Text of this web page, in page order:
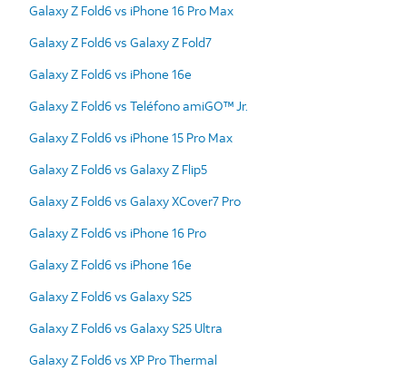
Galaxy Z Fold6 vs iPhone 16 Pro Max
Galaxy Z Fold6 vs Galaxy Z Fold7
Galaxy Z Fold6 vs iPhone 16e
Galaxy Z Fold6 vs Teléfono amiGO™ Jr.
Galaxy Z Fold6 vs iPhone 15 Pro Max
Galaxy Z Fold6 vs Galaxy Z Flip5
Galaxy Z Fold6 vs Galaxy XCover7 Pro
Galaxy Z Fold6 vs iPhone 16 Pro
Galaxy Z Fold6 vs iPhone 16e
Galaxy Z Fold6 vs Galaxy S25
Galaxy Z Fold6 vs Galaxy S25 Ultra
Galaxy Z Fold6 vs XP Pro Thermal